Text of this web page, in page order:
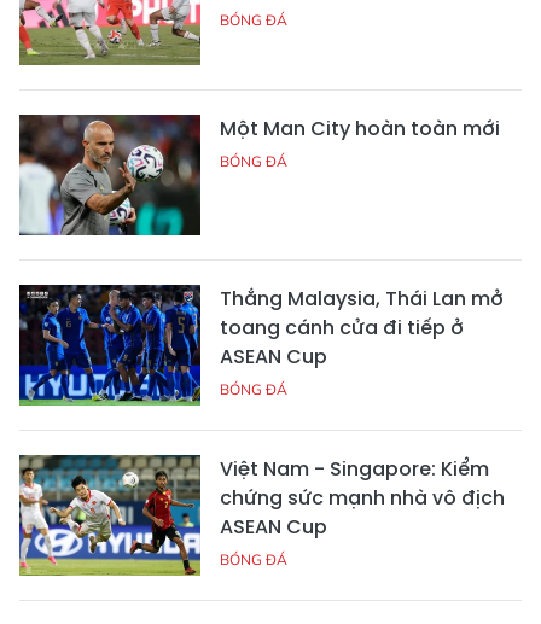
BÓNG ĐÁ
Một Man City hoàn toàn mới
BÓNG ĐÁ
Thắng Malaysia, Thái Lan mở
toang cánh cửa đi tiếp ở
ASEAN Cup
BÓNG ĐÁ
Việt Nam - Singapore: Kiểm
chứng sức mạnh nhà vô địch
ASEAN Cup
BÓNG ĐÁ